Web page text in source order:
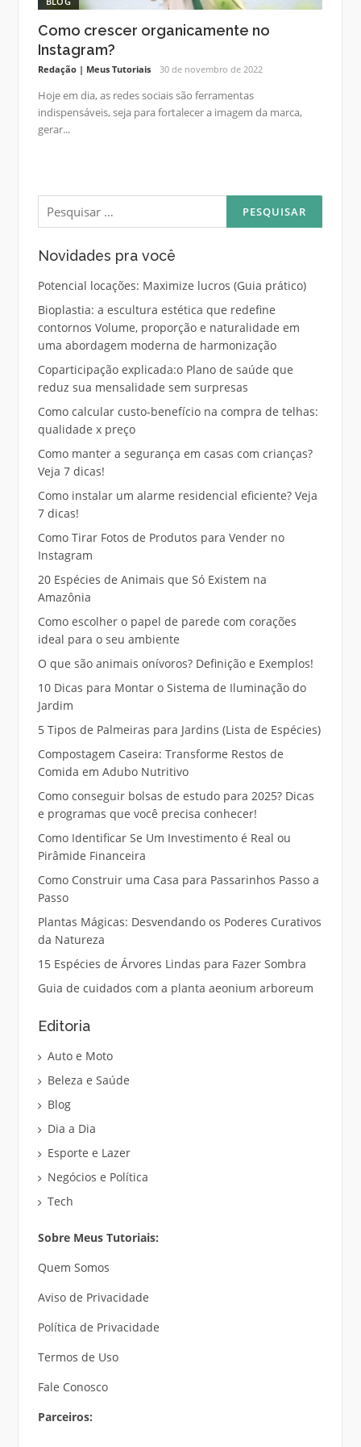
Como crescer organicamente no
Instagram?
Redação | Meus Tutoriais 30 de novembro de 2022
Hoje em dia, as redes sociais são ferramentas
indispensáveis, seja para fortalecer a imagem da marca,
gerar...
Pesquisar
por:
Novidades pra você
Potencial locações: Maximize lucros (Guia prático)
Bioplastia: a escultura estética que redefine
contornos Volume, proporção e naturalidade em
uma abordagem moderna de harmonização
Coparticipação explicada:o Plano de saúde que
reduz sua mensalidade sem surpresas
Como calcular custo-benefício na compra de telhas:
qualidade x preço
Como manter a segurança em casas com crianças?
Veja 7 dicas!
Como instalar um alarme residencial eficiente? Veja
7 dicas!
Como Tirar Fotos de Produtos para Vender no
Instagram
20 Espécies de Animais que Só Existem na
Amazônia
Como escolher o papel de parede com corações
ideal para o seu ambiente
O que são animais onívoros? Definição e Exemplos!
10 Dicas para Montar o Sistema de Iluminação do
Jardim
5 Tipos de Palmeiras para Jardins (Lista de Espécies)
Compostagem Caseira: Transforme Restos de
Comida em Adubo Nutritivo
Como conseguir bolsas de estudo para 2025? Dicas
e programas que você precisa conhecer!
Como Identificar Se Um Investimento é Real ou
Pirâmide Financeira
Como Construir uma Casa para Passarinhos Passo a
Passo
Plantas Mágicas: Desvendando os Poderes Curativos
da Natureza
15 Espécies de Árvores Lindas para Fazer Sombra
Guia de cuidados com a planta aeonium arboreum
Editoria
Auto e Moto
Beleza e Saúde
Blog
Dia a Dia
Esporte e Lazer
Negócios e Política
Tech
Sobre Meus Tutoriais:
Quem Somos
Aviso de Privacidade
Política de Privacidade
Termos de Uso
Fale Conosco
Parceiros: